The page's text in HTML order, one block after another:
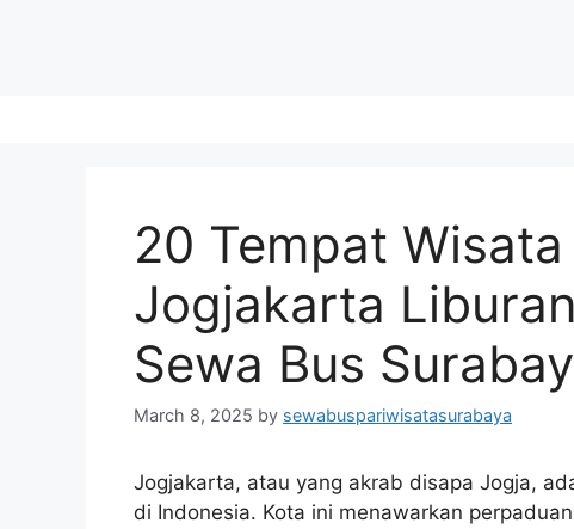
20 Tempat
Jogjakarta
Sewa Bus
March 8, 2025 by sewabuspariwisatasurabaya
Jogjakarta, atau yang akrab disapa Jogja,
di Indonesia. Kota ini menawarkan